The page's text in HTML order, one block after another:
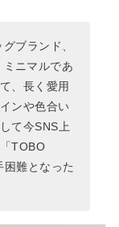
ブランド、
ニマルであ
、長く愛用
ンや色合い
て今SNS上
TOBO
難となった